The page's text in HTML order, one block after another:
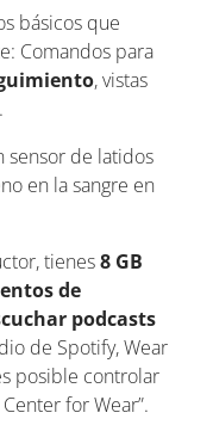
básicos que
Comandos para
, vistas
sensor de latidos
en la sangre en
tienes8 GB
de
podcasts
de Spotify, Wear
posible controlar
for Wear”.